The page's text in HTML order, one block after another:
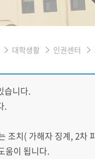
대학생활 인권센터
습니다.
.
조치( 가해자 징계, 2차
움이 됩니다.